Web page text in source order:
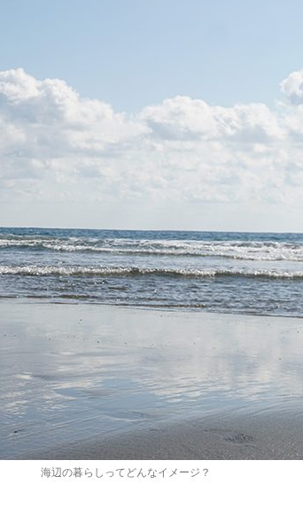
海辺の暮らしってどんなイメージ？